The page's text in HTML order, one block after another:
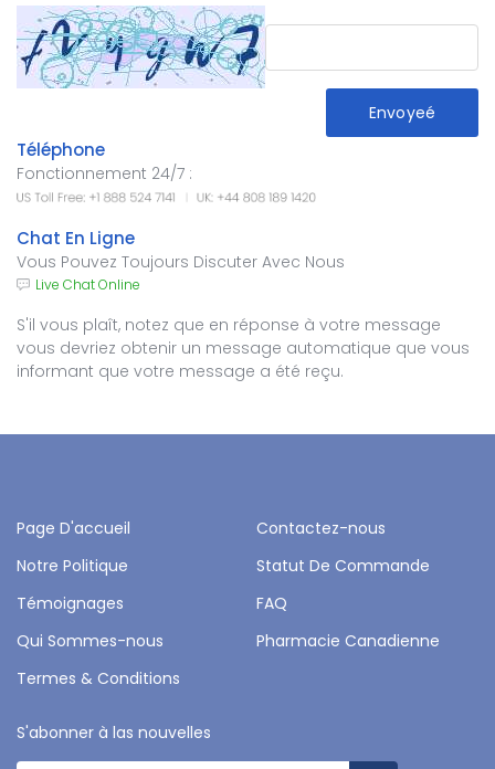
Envoyeé
Téléphone
Fonctionnement 24/7 :
Chat En Ligne
Vous Pouvez Toujours Discuter Avec Nous
S'il vous plaît, notez que en réponse à votre message
vous devriez obtenir un message automatique que vous
informant que votre message a été reçu.
Page D'accueil
Contactez-nous
Notre Politique
Statut De Commande
Témoignages
FAQ
Qui Sommes-nous
Pharmacie Canadienne
Termes & Conditions
S'abonner à las nouvelles